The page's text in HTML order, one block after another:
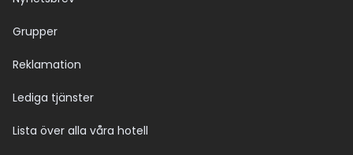
Grupper
Reklamation
Lediga tjänster
Lista över alla våra hotell